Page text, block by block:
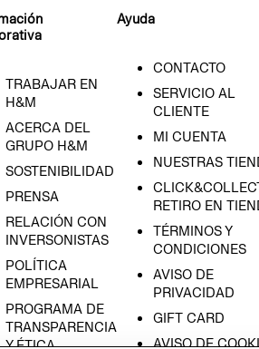
TRABAJAR EN
H&M
ACERCA DEL
GRUPO H&M
SOSTENIBILIDAD
PRENSA
RELACIÓN CON
INVERSONISTAS
POLÍTICA
EMPRESARIAL
PROGRAMA DE
TRANSPARENCIA
Y ÉTICA
Ayuda
CONTACTO
SERVICIO AL
CLIENTE
MI CUENTA
NUESTRAS
RETIRO EN
TÉRMINOS Y
CONDICIONES
AVISO DE
PRIVACIDAD
GIFT CARD
AVISO DE